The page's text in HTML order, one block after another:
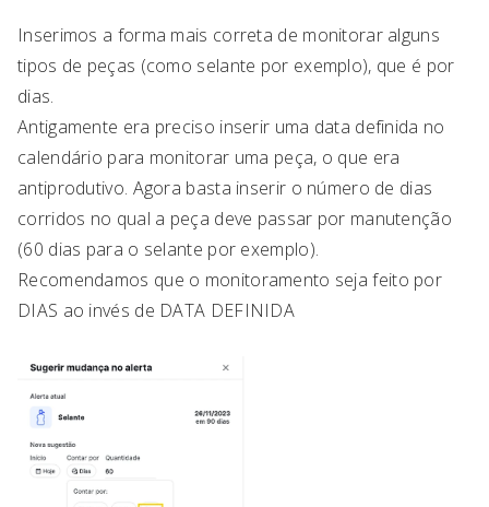
Inserimos a forma mais correta de monitorar alguns
tipos de peças (como selante por exemplo), que é por
dias.
Antigamente era preciso inserir uma data definida no
calendário para monitorar uma peça, o que era
antiprodutivo. Agora basta inserir o número de dias
corridos no qual a peça deve passar por manutenção
(60 dias para o selante por exemplo).
Recomendamos que o monitoramento seja feito por
DIAS ao invés de DATA DEFINIDA